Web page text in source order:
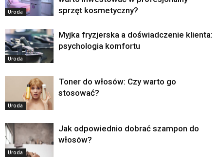
Uroda
sprzęt kosmetyczny?
Uroda
Myjka fryzjerska a doświadczenie klienta:
psychologia komfortu
Uroda
Toner do włosów: Czy warto go
stosować?
Uroda
Jak odpowiednio dobrać szampon do
włosów?